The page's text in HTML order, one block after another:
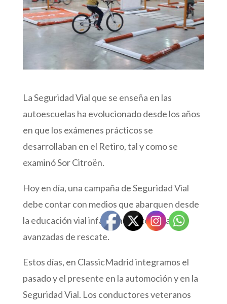
La Seguridad Vial que se enseña en las
autoescuelas ha evolucionado desde los años
en que los exámenes prácticos se
desarrollaban en el Retiro, tal y como se
examinó Sor Citroën.
Hoy en día, una campaña de Seguridad Vial
debe contar con medios que abarquen desde
la educación vial infantil hasta técnicas
avanzadas de rescate.
Estos días, en ClassicMadrid integramos el
pasado y el presente en la automoción y en la
Seguridad Vial. Los conductores veteranos